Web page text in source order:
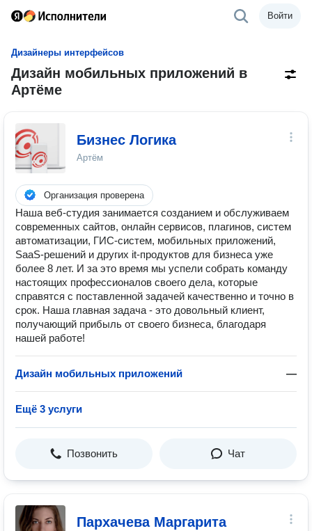
Войти
Дизайнеры интерфейсов
Дизайн мобильных приложений в
Артёме
Бизнес Логика
Артём
Организация проверена
Наша веб-студия занимается созданием и обслуживаем
современных сайтов, онлайн сервисов, плагинов, систем
автоматизации, ГИС-систем, мобильных приложений,
SaaS-решений и других it-продуктов для бизнеса уже
более 8 лет. И за это время мы успели собрать команду
настоящих профессионалов своего дела, которые
справятся с поставленной задачей качественно и точно в
срок. Наша главная задача - это довольный клиент,
получающий прибыль от своего бизнеса, благодаря
нашей работе!
Дизайн мобильных приложений —
Ещё 3 услуги
Позвонить Чат
Пархачева Маргарита